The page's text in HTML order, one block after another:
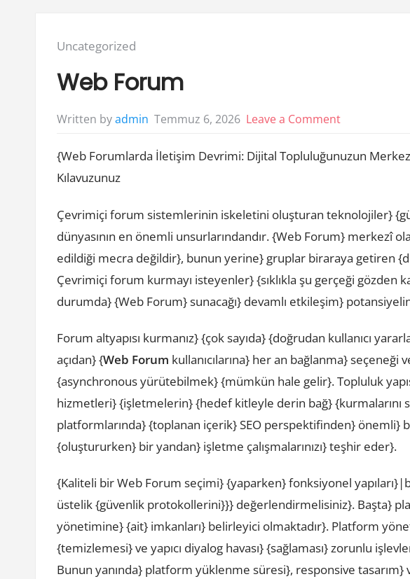
Posted
Uncategorized
Web Forum
Written byadmin Temmuz 6, 2026 Leave a Commenton
Forum
{Web Forumlarda İletişim Devrimi: Dijital Topluluğunuzun
Kılavuzunuz
Çevrimiçi forum sistemlerinin iskeletini oluşturan teknolojiler}
dünyasının en önemli unsurlarındandır. {Web Forum} merkezî
edildiği mecra değildir}, bunun yerine} gruplar biraraya getiren
Çevrimiçi forum kurmayı isteyenler} {sıklıkla şu gerçeği gözden
durumda} {Web Forum} sunacağı} devamlı etkileşim}
Forum altyapısı kurmanız} {çok sayıda} {doğrudan kullanıcı
açıdan} {Web Forum kullanıcılarına} her an bağlanma} seçeneği
{asynchronous yürütebilmek} {mümkün hale gelir}. Topluluk
hizmetleri} {işletmelerin} {hedef kitleyle derin bağ} {kurmalarını
platformlarında} {toplanan içerik} SEO perspektifinden} önemli}
{oluştururken} bir yandan} işletme çalışmalarınızı} teşhir eder}.
{Kaliteli bir Web Forum seçimi} {yaparken} fonksiyonel
üstelik {güvenlik protokollerini}}} değerlendirmelisiniz}. Başta}
yönetimine} {ait} imkanları} belirleyici olmaktadır}. Platform
{temizlemesi} ve yapıcı diyalog havası} {sağlaması} zorunlu
Bunun yanında} platform yüklenme süresi}, responsive tasarım}